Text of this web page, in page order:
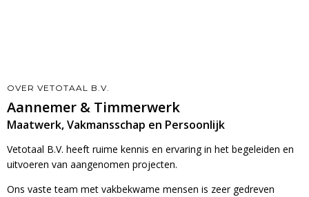
OVER VETOTAAL B.V.
Aannemer & Timmerwerk
Maatwerk, Vakmansschap en Persoonlijk
Vetotaal B.V. heeft ruime kennis en ervaring in het begeleiden en
uitvoeren van aangenomen projecten.
Ons vaste team met vakbekwame mensen is zeer gedreven